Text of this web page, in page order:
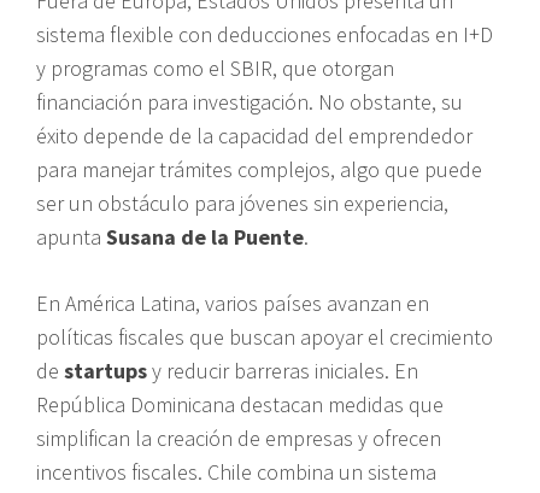
sistema flexible con deducciones enfocadas en I+D
y programas como el SBIR, que otorgan
financiación para investigación. No obstante, su
éxito depende de la capacidad del emprendedor
para manejar trámites complejos, algo que puede
ser un obstáculo para jóvenes sin experiencia,
apunta Susana de la Puente.
En América Latina, varios países avanzan en
políticas fiscales que buscan apoyar el crecimiento
de startupsy reducir barreras iniciales. En
República Dominicana destacan medidas que
simplifican la creación de empresas y ofrecen
incentivos fiscales. Chile combina un sistema